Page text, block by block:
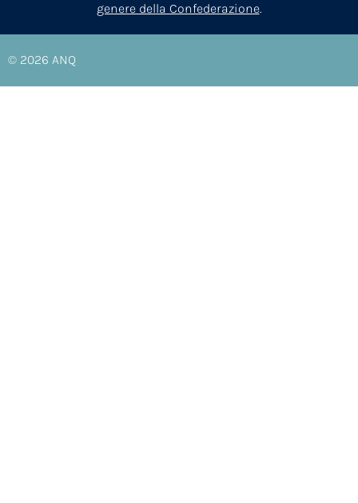
genere della Confederazione.
© 2026 ANQ